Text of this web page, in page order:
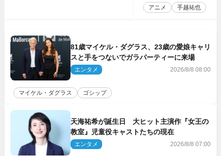
アニメ 手越祐也
81歳マイケル・ダグラス、23歳の愛娘キャリ
スと手をつないでガラパーティーに来場
エンタメ 2026/8/8 08:00
マイケル・ダグラス ゴシップ
天海祐希が誕生日 大ヒット主演作『女王の
教室』児童役キャストたちの現在
エンタメ 2026/8/8 07:00